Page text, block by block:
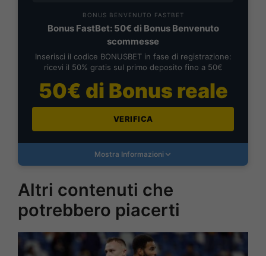
BONUS BENVENUTO FASTBET
Bonus FastBet: 50€ di Bonus Benvenuto
scommesse
Inserisci il codice BONUSBET in fase di registrazione:
ricevi il 50% gratis sul primo deposito fino a 50€
50€ di Bonus reale
VERIFICA
Mostra Informazioni
Altri contenuti che
potrebbero piacerti